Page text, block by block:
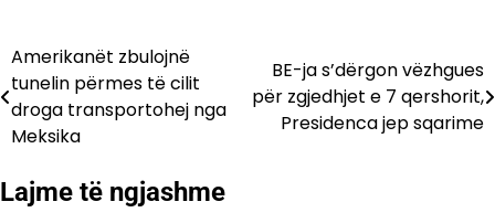
Lëvizje
te
postimet
Amerikanët zbulojnë
tunelin përmes të cilit
droga transportohej nga
Meksika
BE-ja s’dërgon vëzhgues
për zgjedhjet e 7 qershorit,
Presidenca jep sqarime
Lajme të ngjashme